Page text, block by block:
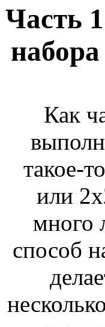
Часть
Как
такое-
или
много
способ